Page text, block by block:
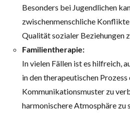
Besonders bei Jugendlichen
zwischenmenschliche
Qualität sozialer Beziehungen
Familientherapie:
In vielen Fällen ist es hilfreich,
in den therapeutischen Prozess
Kommunikationsmuster zu
harmonischere Atmosphäre zu